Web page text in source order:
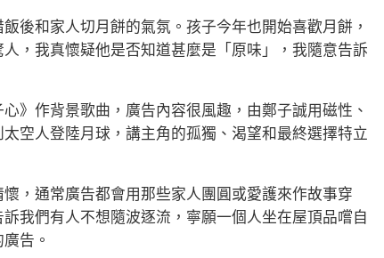
和家人切月餅的氣氛。孩子今年也開始喜歡月餅，
，我真懷疑他是否知道甚麼是「原味」，我隨意告訴
作背景歌曲，廣告內容很風趣，由鄭子誠用磁性、
空人登陸月球，講主角的孤獨、渴望和最終選擇特立
通常廣告都會用那些家人團圓或愛護來作故事穿
我們有人不想隨波逐流，寧願一個人坐在屋頂品嚐自
告。